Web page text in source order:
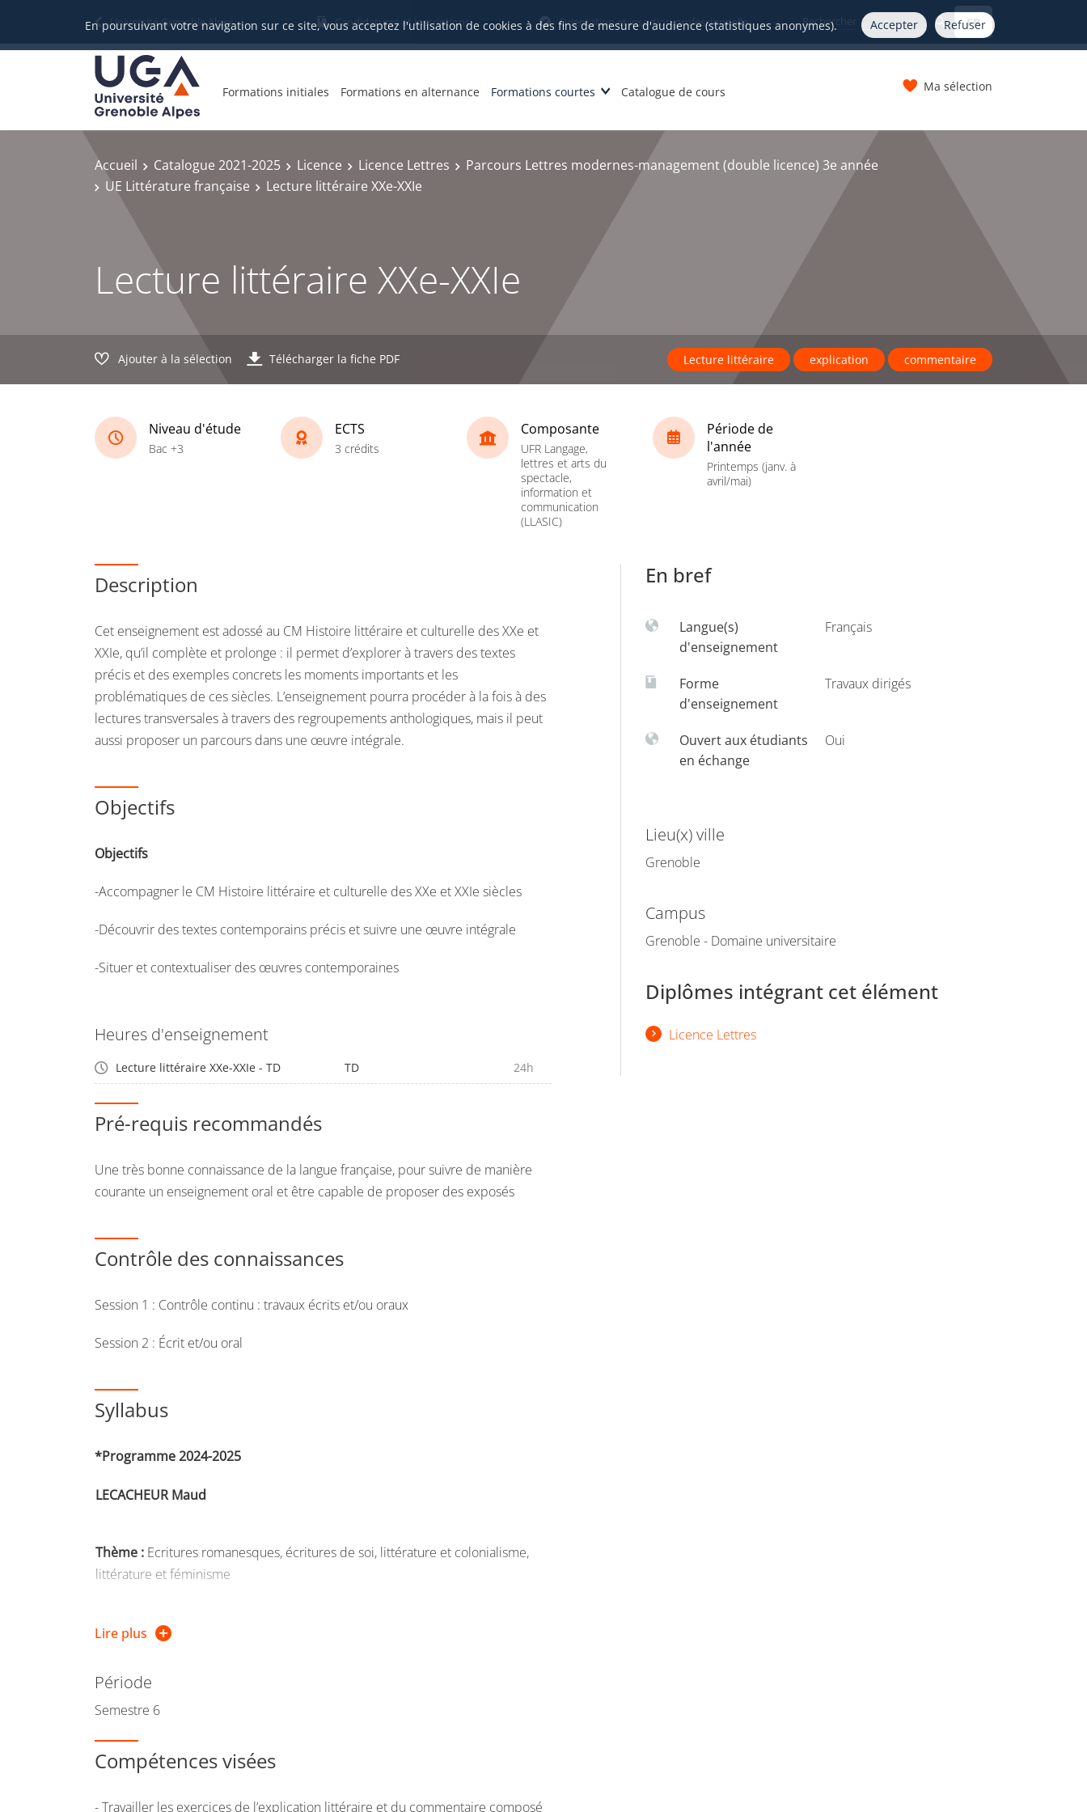
En poursuivant votre navigation sur ce site, vous acceptez l'utilisation de cookies à des fins de mesure d'audience (statistiques anonymes). Accepter Refuser
Université Grenoble Alpes Candidatures et inscriptions Orientation et insertion professionnelle FR
Formations initiales Formations en alternance Formations courtes Catalogue de cours Ma sélection
Accueil Catalogue 2021-2025 Licence Licence Lettres
Parcours Lettres modernes-management (double licence) 3e année
UE Littérature française
Lecture littéraire XXe-XXIe
Lecture littéraire XXe-XXIe
Ajouter à la sélection Télécharger la fiche PDF Lecture littéraire explication commentaire
Niveau d'étude
Bac +3
ECTS
3 crédits
Composante
UFR Langage,
lettres et arts du
spectacle,
information et
communication
(LLASIC)
Période de
l'année
Printemps (janv. à
avril/mai)
Description
Cet enseignement est adossé au CM Histoire littéraire et culturelle des XXe et
XXIe, qu’il complète et prolonge : il permet d’explorer à travers des textes
précis et des exemples concrets les moments importants et les
problématiques de ces siècles. L’enseignement pourra procéder à la fois à des
lectures transversales à travers des regroupements anthologiques, mais il peut
aussi proposer un parcours dans une œuvre intégrale.
Objectifs
Objectifs
-Accompagner le CM Histoire littéraire et culturelle des XXe et XXIe siècles
-Découvrir des textes contemporains précis et suivre une œuvre intégrale
-Situer et contextualiser des œuvres contemporaines
Heures d'enseignement
Lecture littéraire XXe-XXIe - TD TD 24h
Pré-requis recommandés
Une très bonne connaissance de la langue française, pour suivre de manière
courante un enseignement oral et être capable de proposer des exposés
Contrôle des connaissances
Session 1 : Contrôle continu : travaux écrits et/ou oraux
Session 2 : Écrit et/ou oral
Syllabus
*Programme 2024-2025
LECACHEUR Maud
Thème : Ecritures romanesques, écritures de soi, littérature et colonialisme,
littérature et féminisme
Gallimard, extraits d’autres oeuvres de Duras et d’autres oeuvres des XXe et
XXIe siècles, notamment
Lire plus
Période
Semestre 6
Compétences visées
- Travailler les exercices de l’explication littéraire et du commentaire composé
En bref
Langue(s)
d'enseignement
Français
Forme
d'enseignement
Travaux dirigés
Ouvert aux étudiants
en échange
Oui
Lieu(x) ville
Grenoble
Campus
Grenoble - Domaine universitaire
Diplômes intégrant cet élément
Licence Lettres